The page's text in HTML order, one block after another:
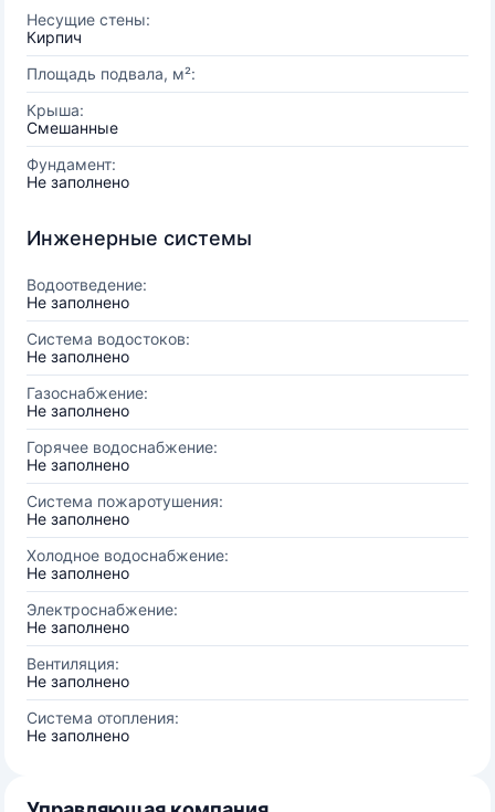
Несущие стены:
Кирпич
Площадь подвала, м²:
Крыша:
Смешанные
Фундамент:
Не заполнено
Инженерные системы
Водоотведение:
Не заполнено
Система водостоков:
Не заполнено
Газоснабжение:
Не заполнено
Горячее водоснабжение:
Не заполнено
Система пожаротушения:
Не заполнено
Холодное водоснабжение:
Не заполнено
Электроснабжение:
Не заполнено
Вентиляция:
Не заполнено
Система отопления:
Не заполнено